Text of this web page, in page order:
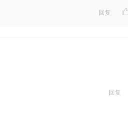
回复
回复